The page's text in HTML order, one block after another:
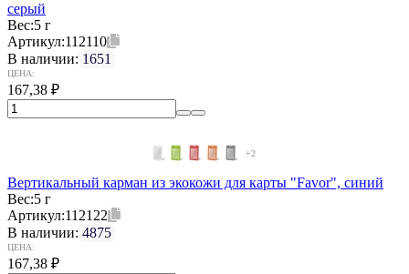
серый
Вес:5 г
Артикул:112110
В наличии: 1651
ЦЕНА:
167,38 ₽
+2
Вертикальный карман из экокожи для карты "Favor", синий
Вес:5 г
Артикул:112122
В наличии: 4875
ЦЕНА:
167,38 ₽